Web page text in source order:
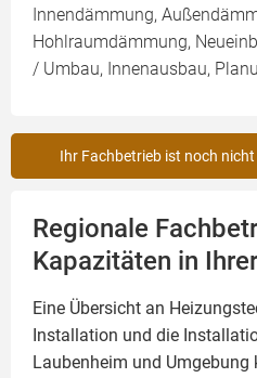
Innendämmung,
Hohlraumdämmung,
/ Umbau, Innenausbau,
Ihr Fachbetrieb ist noch
Regionale
Kapazitäten in
Eine Übersicht an
Installation und die
Laubenheim und Umgebung